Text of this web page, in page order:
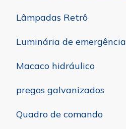
Lâmpadas Retrô
Luminária de emergência
Macaco hidráulico
pregos galvanizados
Quadro de comando